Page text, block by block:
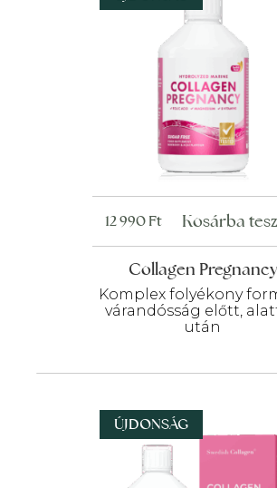
Collagen Pregnancy
Komplex folyékony
várandósság előtt,
után
12 990Ft Kosárba
ÚJDONSÁG